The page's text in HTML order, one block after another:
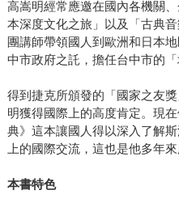
高嵩明經常應邀在國內各機關
本深度文化之旅」以及「古典
團講師帶領國人到歐洲和日本
中市政府之託，擔任台中市的「
得到捷克所頒發的「國家之友
明獲得國際上的高度肯定。現
典》這本讓國人得以深入了解
上的國際交流，這也是他多年
本書特色